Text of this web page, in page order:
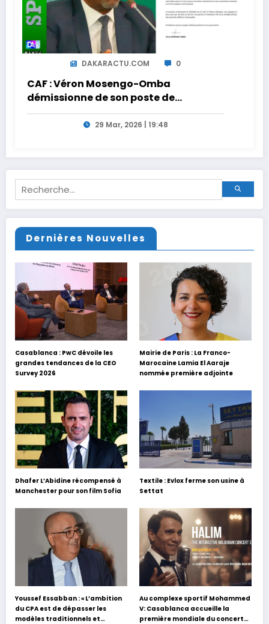
DAKARACTU.COM 0
CAF : Véron Mosengo-Omba
démissionne de son poste de
Secrétaire Général
29 Mar, 2026 | 19:48
Dernières Nouvelles
Casablanca : PwC dévoile les
grandes tendances de la CEO
Survey 2026
Mairie de Paris : La Franco-
Marocaine Lamia El Aaraje
nommée première adjointe
Dhafer L’Abidine récompensé à
Manchester pour son film Sofia
Textile : Evlox ferme son usine à
Settat
Youssef Essabban : « L’ambition
du CPA est de dépasser les
modèles traditionnels et
Au complexe sportif Mohammed
V: Casablanca accueille la
première mondiale du concert